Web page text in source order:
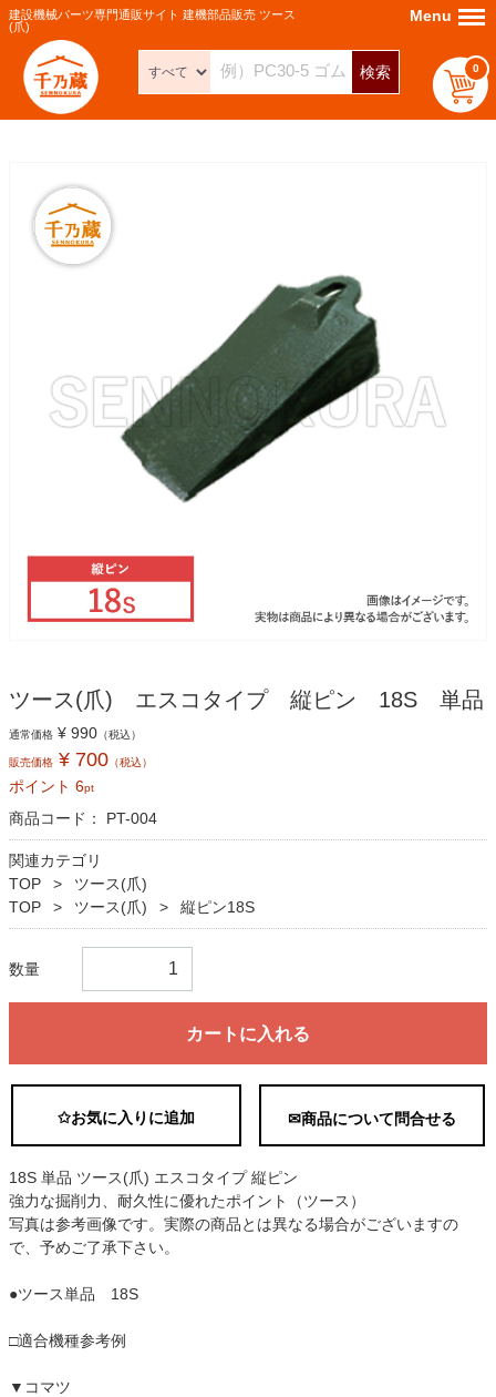
建設機械パーツ専門通販サイト 建機部品販売 ツース
(爪)
検索 0
Menu Menu
ツース(爪) エスコタイプ 縦ピン 18S 単品
通常価格 ¥ 990 （税込）
販売価格 ¥ 700 （税込）
ポイント 6pt
商品コード： PT-004
関連カテゴリ
TOP
ツース(爪)
TOP
ツース(爪) 縦ピン18S
数量
カートに入れる
✩お気に入りに追加 ✉商品について問合せる
18S 単品 ツース(爪) エスコタイプ 縦ピン
強力な掘削力、耐久性に優れたポイント（ツース）
写真は参考画像です。実際の商品とは異なる場合がございますの
で、予めご了承下さい。
●ツース単品 18S
□適合機種参考例
▼コマツ